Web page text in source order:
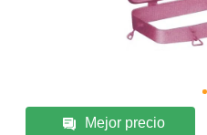
Mejor precio